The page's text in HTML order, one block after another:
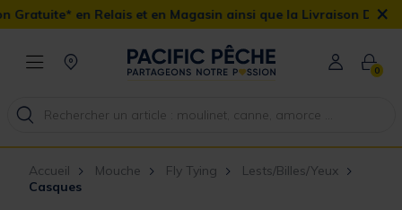
en Relais et en Magasin ainsi que la Livraison Domicile
×
0
Accueil Mouche Fly Tying
Lests/Billes/Yeux
Casques